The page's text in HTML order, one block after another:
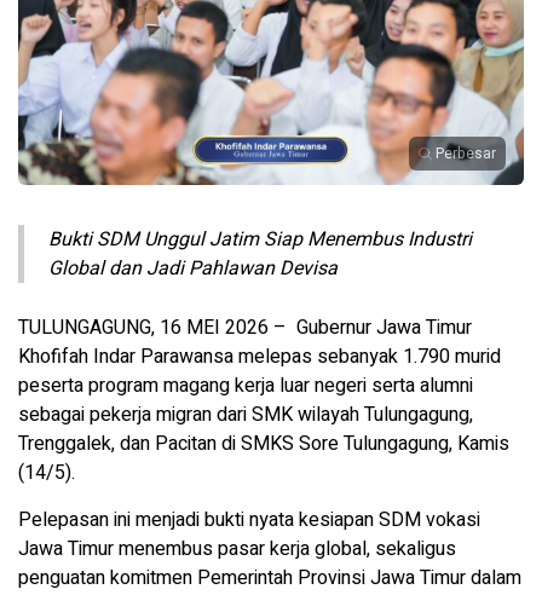
Perbesar
Bukti SDM Unggul Jatim Siap Menembus Industri
Global dan Jadi Pahlawan Devisa
TULUNGAGUNG, 16 MEI 2026 – Gubernur Jawa Timur
Khofifah Indar Parawansa melepas sebanyak 1.790 murid
peserta program magang kerja luar negeri serta alumni
sebagai pekerja migran dari SMK wilayah Tulungagung,
Trenggalek, dan Pacitan di SMKS Sore Tulungagung, Kamis
(14/5).
Pelepasan ini menjadi bukti nyata kesiapan SDM vokasi
Jawa Timur menembus pasar kerja global, sekaligus
penguatan komitmen Pemerintah Provinsi Jawa Timur dalam